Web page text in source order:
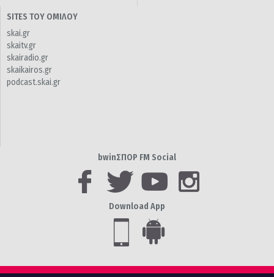
SITES ΤΟΥ ΟΜΙΛΟΥ
skai.gr
skaitv.gr
skairadio.gr
skaikairos.gr
podcast.skai.gr
bwinΣΠΟΡ FM Social
Download App